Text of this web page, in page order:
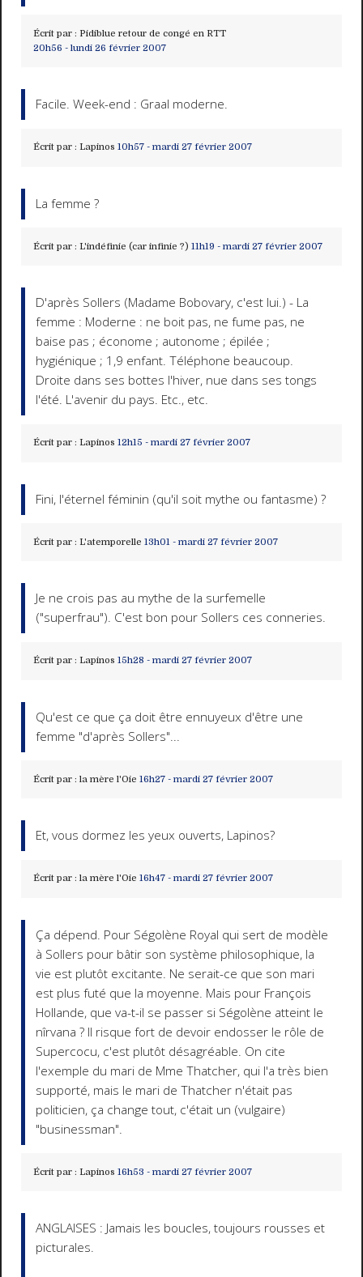
Écrit par : Pidiblue retour de congé en RTT
20h56 - lundi 26 février 2007
Facile. Week-end : Graal moderne.
Écrit par : Lapinos 10h57- mardi 27 février 2007
La femme ?
Écrit par : L'indéfinie (car infinie ?) 11h19 - mardi 27 février 2007
D'après Sollers (Madame Bobovary, c'est lui.) - La
femme : Moderne : ne boit pas, ne fume pas, ne
baise pas ; économe ; autonome ; épilée ;
hygiénique ; 1,9 enfant. Téléphone beaucoup.
Droite dans ses bottes l'hiver, nue dans ses tongs
l'été. L'avenir du pays. Etc., etc.
Écrit par : Lapinos 12h15 - mardi 27 février 2007
Fini, l'éternel féminin (qu'il soit mythe ou fantasme) ?
Écrit par : L'atemporelle 13h01- mardi 27 février 2007
Je ne crois pas au mythe de la surfemelle
("superfrau"). C'est bon pour Sollers ces conneries.
Écrit par : Lapinos 15h28 - mardi 27 février 2007
Qu'est ce que ça doit être ennuyeux d'être une
femme "d'après Sollers"...
Écrit par : la mère l'Oie 16h27- mardi 27 février 2007
Et, vous dormez les yeux ouverts, Lapinos?
Écrit par : la mère l'Oie 16h47- mardi 27 février 2007
Ça dépend. Pour Ségolène Royal qui sert de modèle
à Sollers pour bâtir son système philosophique, la
vie est plutôt excitante. Ne serait-ce que son mari
est plus futé que la moyenne. Mais pour François
Hollande, que va-t-il se passer si Ségolène atteint le
nîrvana ? Il risque fort de devoir endosser le rôle de
Supercocu, c'est plutôt désagréable. On cite
l'exemple du mari de Mme Thatcher, qui l'a très bien
supporté, mais le mari de Thatcher n'était pas
politicien, ça change tout, c'était un (vulgaire)
"businessman".
Écrit par : Lapinos 16h53 - mardi 27 février 2007
ANGLAISES : Jamais les boucles, toujours rousses et
picturales.